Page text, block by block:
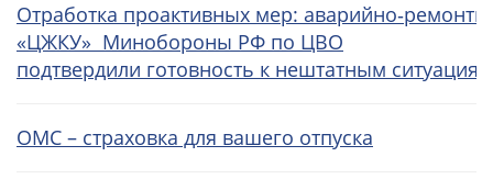
Отработка проактивных мер:
«ЦЖКУ» Минобороны РФ по ЦВО
подтвердили готовность к нештатным ситуациям
ОМС – страховка для вашего отпуска